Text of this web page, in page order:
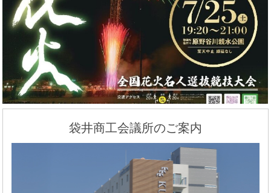
袋井商工会議所のご案内